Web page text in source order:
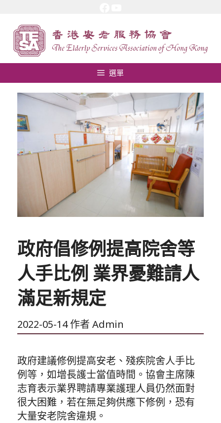
選單
政府倡修例提高院舍等
人手比例 業界憂難請人
滿足新規定
2022-05-14 作者 Admin
政府建議修例提高安老、殘疾院舍人手比
例等，如增長護士當值時間。協會主席陳
志育表示業界聘請專業護理人員仍然面對
很大困難，若在無足夠供應下修例，恐有
大量安老院舍違規。